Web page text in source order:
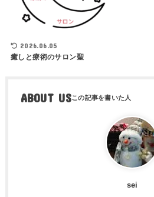
2026.06.05
癒しと療術のサロン聖
ABOUT US
sei